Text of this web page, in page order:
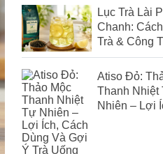
Thơm Chuẩn
Lục Trà Lài
Chanh:
Trà & Công
Chuẩn Cho
Atiso Đỏ:
Thanh Nhiệt
Nhiên – Lợi